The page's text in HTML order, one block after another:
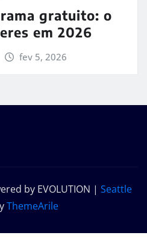
gratuito: o
em 2026
fev 5, 2026
by EVOLUTION | Seattle
ThemeArile